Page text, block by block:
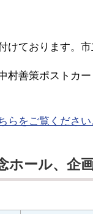
けております。
善策ポストカ
をご覧ください
ホール、企